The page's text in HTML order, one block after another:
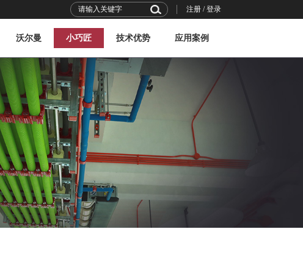
注册/登录
沃尔曼 小巧匠 技术优势
行业观察
技术力量
技术前沿
技术标准
应用案例
平层案例
复式案例
别墅案例
商用案例